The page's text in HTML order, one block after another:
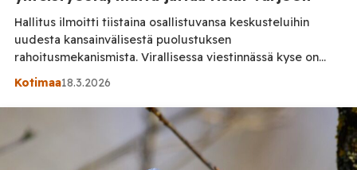
Hallitus ilmoitti tiistaina osallistuvansa keskusteluihin
uudesta kansainvälisestä puolustuksen
rahoitusmekanismista. Virallisessa viestinnässä kyse on
“yhteistyön syventämisestä” ja “investointien
paljastuu huomattavasti suurempi linjanmuutos: Suomi
valmistautuu sitoutumaan uuteen monikansalliseen velka-
ja rahoitusjärjestelmään, jonka todelliset kustannukset ja
vaikutukset jäävät toistaiseksi hämärän peittoon.
Kotimaa18.3.2026